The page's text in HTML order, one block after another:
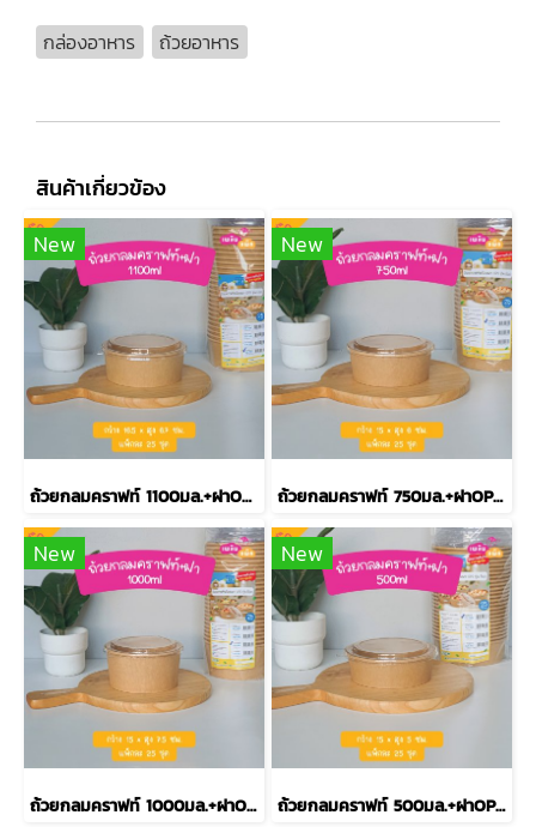
กล่องอาหาร ถ้วยอาหาร
สินค้าเกี่ยวข้อง
New
ถ้วยกลมคราฟท์ 1100มล.+ฝาOPS รุ่นECO L
New
ถ้วยกลมคราฟท์ 750มล.+ฝาOPS รุ่นECO S
New
ถ้วยกลมคราฟท์ 1000มล.+ฝาOPS รุ่นECO M
New
ถ้วยกลมคราฟท์ 500มล.+ฝาOPS รุ่นECO XS